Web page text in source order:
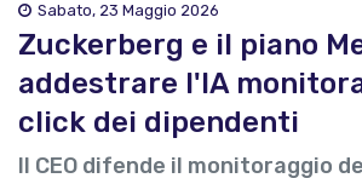
Sabato, 23 Maggio 2026
Zuckerberg e il piano
addestrare l'IA
click dei dipendenti
Il CEO difende il monitoraggio